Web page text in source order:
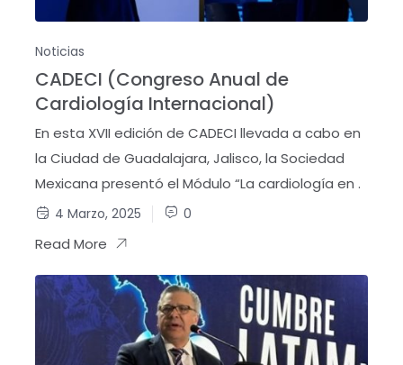
Noticias
CADECI (Congreso Anual de
Cardiología Internacional)
En esta XVII edición de CADECI llevada a cabo en
la Ciudad de Guadalajara, Jalisco, la Sociedad
Mexicana presentó el Módulo “La cardiología en .
4 Marzo, 2025 0
Read More